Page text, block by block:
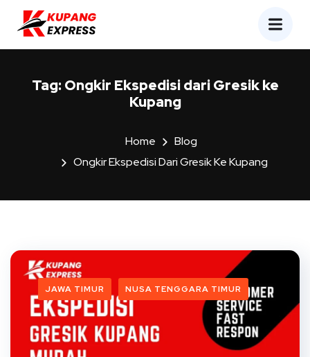
Tag: Ongkir Ekspedisi dari Gresik ke
Kupang
Home
Blog
Ongkir Ekspedisi Dari Gresik Ke Kupang
JAWA TIMUR NUSA TENGGARA TIMUR